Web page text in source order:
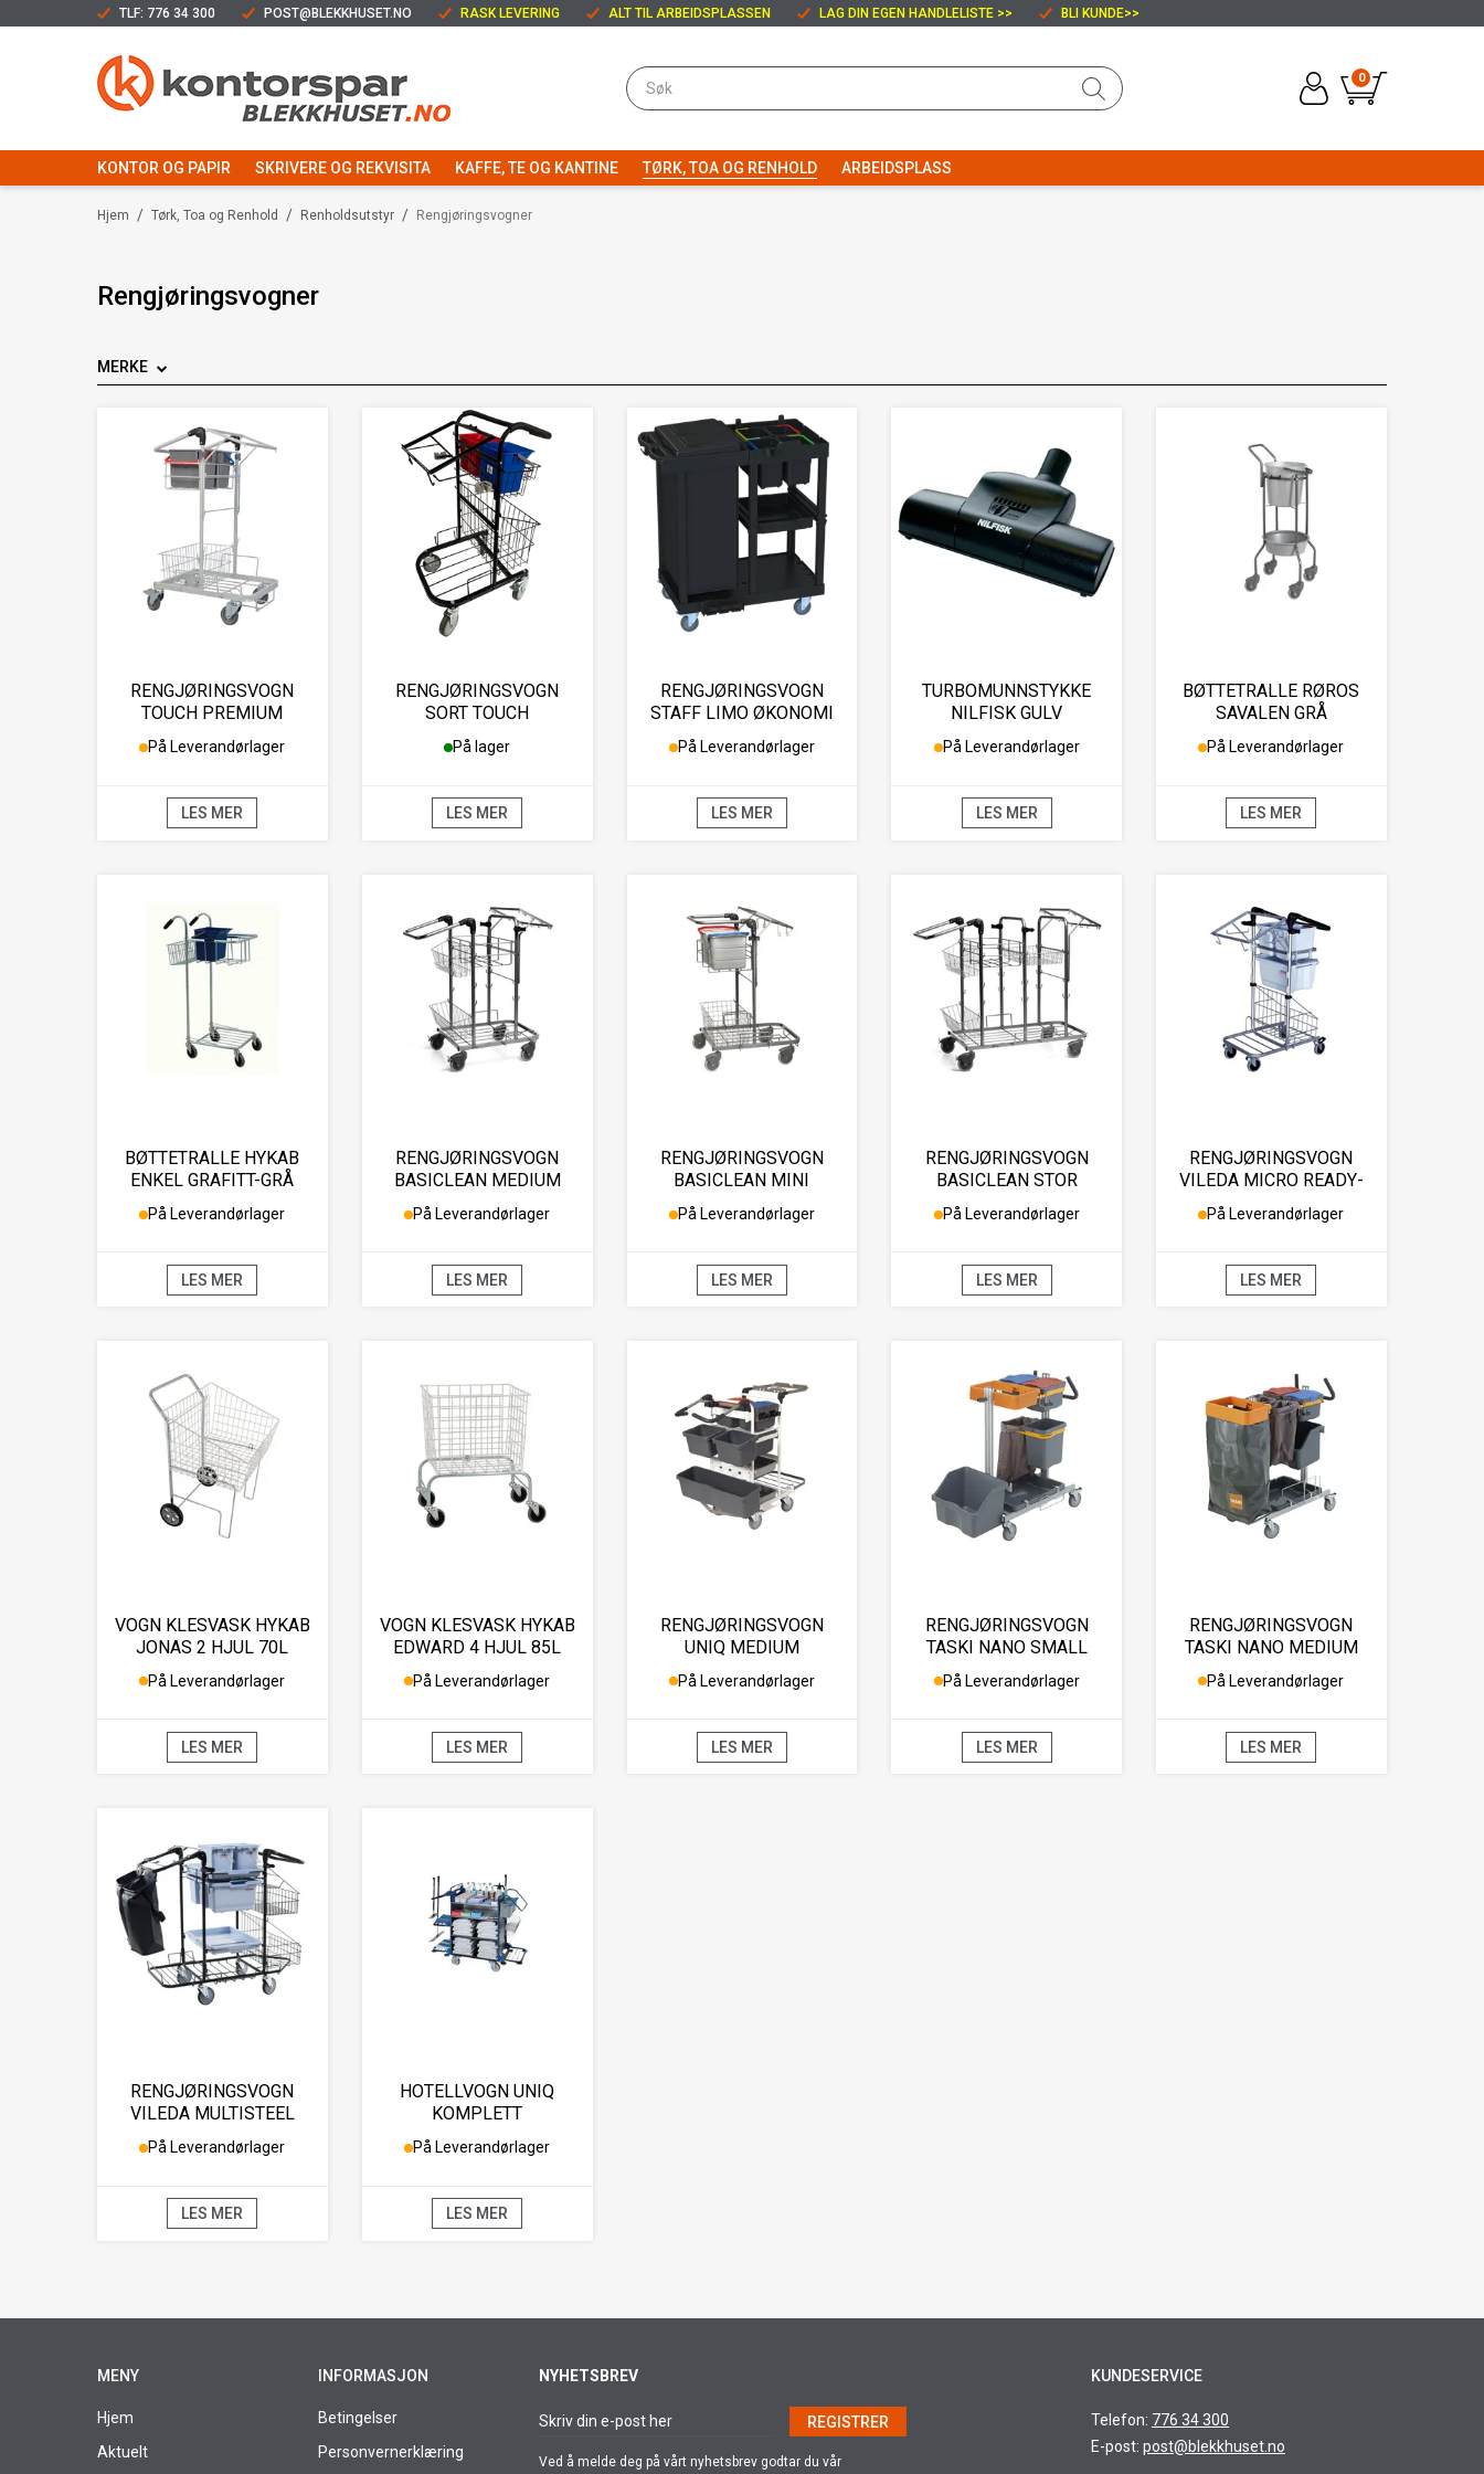
TLF: 776 34 300 POST@BLEKKHUSET.NO RASK LEVERING ALT TIL ARBEIDSPLASSEN LAG DIN EGEN HANDLELISTE >> BLI KUNDE>>
0
KONTOR OG PAPIR SKRIVERE OG REKVISITA KAFFE, TE OG KANTINE TØRK, TOA OG RENHOLD ARBEIDSPLASS
/
Hjem /
Tørk, Toa og Renhold /
Renholdsutstyr Rengjøringsvogner
Rengjøringsvogner
MERKE
RENGJØRINGSVOGN
TOUCH PREMIUM
På Leverandørlager
LES MER
RENGJØRINGSVOGN
SORT TOUCH
På lager
LES MER
RENGJØRINGSVOGN
STAFF LIMO ØKONOMI
På Leverandørlager
LES MER
TURBOMUNNSTYKKE
NILFISK GULV
På Leverandørlager
LES MER
BØTTETRALLE RØROS
SAVALEN GRÅ
På Leverandørlager
LES MER
BØTTETRALLE HYKAB
ENKEL GRAFITT-GRÅ
På Leverandørlager
LES MER
RENGJØRINGSVOGN
BASICLEAN MEDIUM
På Leverandørlager
LES MER
RENGJØRINGSVOGN
BASICLEAN MINI
På Leverandørlager
LES MER
RENGJØRINGSVOGN
BASICLEAN STOR
På Leverandørlager
LES MER
RENGJØRINGSVOGN
VILEDA MICRO READY-
TO-G
På Leverandørlager
LES MER
VOGN KLESVASK HYKAB
JONAS 2 HJUL 70L
På Leverandørlager
LES MER
VOGN KLESVASK HYKAB
EDWARD 4 HJUL 85L
På Leverandørlager
LES MER
RENGJØRINGSVOGN
UNIQ MEDIUM
På Leverandørlager
LES MER
RENGJØRINGSVOGN
TASKI NANO SMALL
På Leverandørlager
LES MER
RENGJØRINGSVOGN
TASKI NANO MEDIUM
På Leverandørlager
LES MER
RENGJØRINGSVOGN
VILEDA MULTISTEEL
PLUS
På Leverandørlager
LES MER
HOTELLVOGN UNIQ
KOMPLETT
På Leverandørlager
LES MER
MENY
Hjem
Aktuelt
INFORMASJON
Betingelser
Personvernerklæring
NYHETSBREV
REGISTRER
Ved å melde deg på vårt nyhetsbrev godtar du vår
KUNDESERVICE
Telefon: 776 34 300
E-post: post@blekkhuset.no